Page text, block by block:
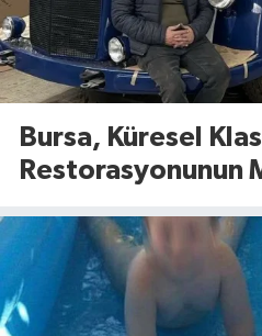
Bursa, Küresel
Restorasyonunun